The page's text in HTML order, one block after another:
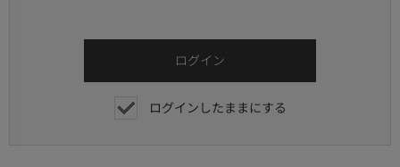
ログインしたままにする